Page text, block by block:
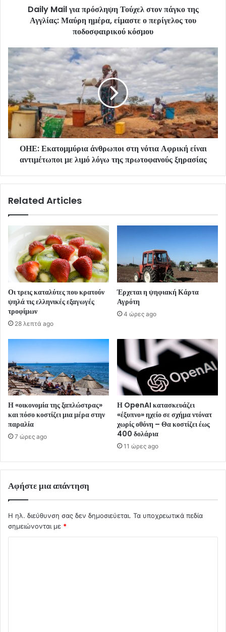
Daily Mail για πρόσληψη Τούχελ στον πάγκο της
Αγγλίας: Μαύρη ημέρα, είμαστε ο περίγελος του
ποδοσφαιρικού κόσμου
ΟΗΕ: Εκατομμύρια άνθρωποι στη νότια Αφρική είναι
αντιμέτωποι με λιμό λόγω της πρωτοφανούς ξηρασίας
Related Articles
Οι τρεις καταλύτες που κρατούν
ψηλά τις ελληνικές εξαγωγές
τροφίμων
28 λεπτά ago
Έρχεται η ψηφιακή Κάρτα
Αγρότη
4 ώρες ago
Η «οικονομία της ξαπλώστρας»
και πόσο κοστίζει μια μέρα στην
παραλία
7 ώρες ago
Η OpenAI κατασκευάζει
«έξυπνο» ηχείο σε σχήμα ντόνατ
χωρίς οθόνη – Θα κοστίζει έως
400 δολάρια
11 ώρες ago
Αφήστε μια απάντηση
Η ηλ. διεύθυνση σας δεν δημοσιεύεται. Τα υποχρεωτικά πεδία
σημειώνονται με *